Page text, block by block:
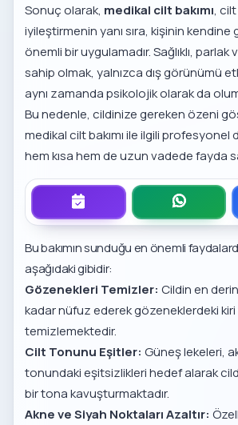
Sonuç olarak, medikal cilt bakımı, cilt
iyileştirmenin yanı sıra, kişinin kendine
önemli bir uygulamadır. Sağlıklı,
sahip olmak, yalnızca dış görünümü
aynı zamanda psikolojik olarak da
Bu nedenle, cildinize gereken özeni
medikal cilt bakımı ile ilgili profesyonel
hem kısa hem de uzun vadede fayda
Bu bakımın sunduğu en önemli
aşağıdaki gibidir:
Gözenekleri Temizler: Cildin en
kadar nüfuz ederek gözeneklerdeki kiri
temizlemektedir.
Cilt Tonunu Eşitler: Güneş lekeleri,
tonundaki eşitsizlikleri hedef alarak
bir tona kavuşturmaktadır.
Akne ve Siyah Noktaları Azaltır: